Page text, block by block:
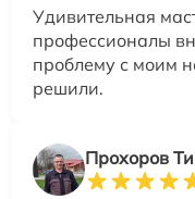
Удивительная
профессионалы
проблему с моим
решили.
Прохоров